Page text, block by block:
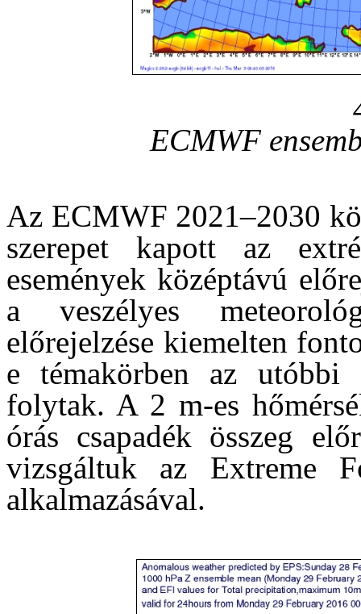
ECMWF
Az ECMWF 2021–2030
szerepet kapott az
események középtávú
a veszélyes
előrejelzése kiemelten
e témakörben az utóbbi
folytak. A 2 m-es
órás csapadék összeg
vizsgáltuk az Extreme
alkalmazásával.